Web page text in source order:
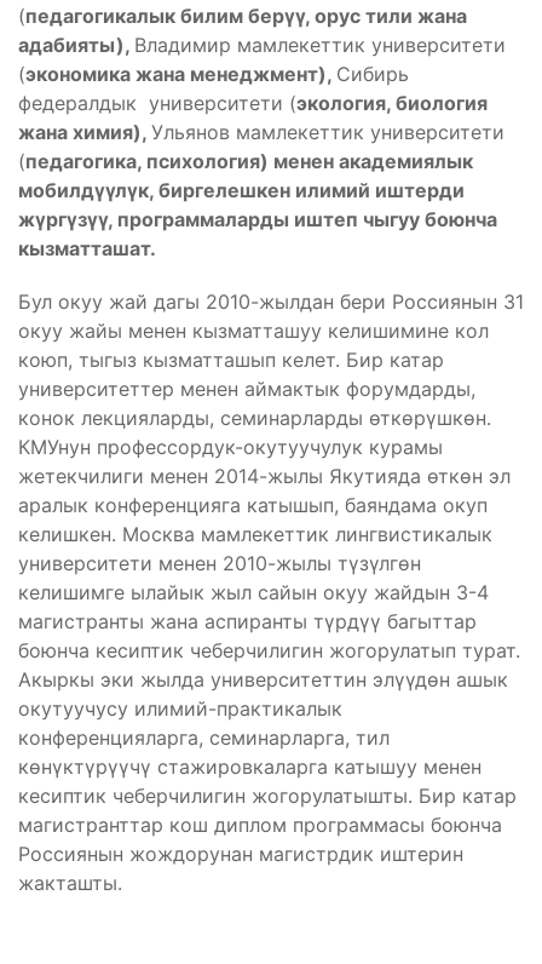
(педагогикалык билим берүү, орус тили жана
адабияты), Владимир мамлекеттик университети
(экономика жана менеджмент), Сибирь
федералдык университети (экология, биология
жана химия), Ульянов мамлекеттик университети
(педагогика, психология) менен академиялык
мобилдүүлүк, биргелешкен илимий иштерди
жүргүзүү, программаларды иштеп чыгуу боюнча
кызматташат.
Бул окуу жай дагы 2010-жылдан бери Россиянын 31
окуу жайы менен кызматташуу келишимине кол
коюп, тыгыз кызматташып келет. Бир катар
университеттер менен аймактык форумдарды,
конок лекцияларды, семинарларды өткөрүшкөн.
КМУнун профессордук-окутуучулук курамы
жетекчилиги менен 2014-жылы Якутияда өткөн эл
аралык конференцияга катышып, баяндама окуп
келишкен. Москва мамлекеттик лингвистикалык
университети менен 2010-жылы түзүлгөн
келишимге ылайык жыл сайын окуу жайдын 3-4
магистранты жана аспиранты түрдүү багыттар
боюнча кесиптик чеберчилигин жогорулатып турат.
Акыркы эки жылда университеттин элүүдөн ашык
окутуучусу илимий-практикалык
конференцияларга, семинарларга, тил
көнүктүрүүчү стажировкаларга катышуу менен
кесиптик чеберчилигин жогорулатышты. Бир катар
магистранттар кош диплом программасы боюнча
Россиянын жождорунан магистрдик иштерин
жакташты.